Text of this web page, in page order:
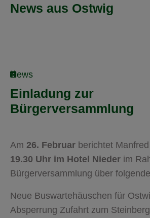
News aus Ostwig
News
Einladung zur
Bürgerversammlung
Am 26. Februar berichtet
19.30 Uhr im Hotel Nieder im
Bürgerversammlung über
Neue Buswartehäuschen für
Absperrung Zufahrt zum Steinberg